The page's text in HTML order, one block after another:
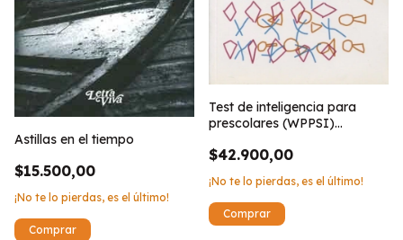
Astillas en el tiempo
$15.500,00
¡No te lo pierdas, es el último!
Test de inteligencia para
prescolares (WPPSI)
$42.900,00
¡No te lo pierdas, es el último!